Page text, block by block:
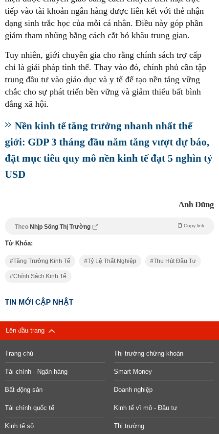
tiếp vào tài khoản ngân hàng được liên kết với thẻ nhận
dạng sinh trắc học của mỗi cá nhân. Điều này góp phần
giảm tham nhũng bằng cách cắt bỏ khâu trung gian.
Tuy nhiên, giới chuyên gia cho rằng chính sách trợ cấp
chỉ là giải pháp tình thế. Thay vào đó, chính phủ cần tập
trung đầu tư vào giáo dục và y tế để tạo nền tảng vững
chắc cho sự phát triển bền vững và giảm thiểu bất bình
đẳng xã hội.
Nền kinh tế tăng trưởng nhanh nhất thế
giới: GDP 3 tháng đầu năm tăng vượt dự báo,
đặt mục tiêu quy mô nền kinh tế đạt 5 nghìn tỷ
USD
Anh Dũng
Theo Nhịp Sống Thị Trường Copy link
Từ Khóa:
Tăng Trưởng Kinh Tế Tỷ Lệ Thất Nghiệp Thu Hút Đầu Tư
Chính Sách Kinh Tế
TIN MỚI CẬP NHẬT
Lên đầu trang
Trang chủ Thị trường chứng khoán
Tài chính - Ngân hàng Smart Money
Bất động sản Doanh nghiệp
Tài chính quốc tế Kinh tế vĩ mô - Đầu tư
Kinh tế số Thị trường